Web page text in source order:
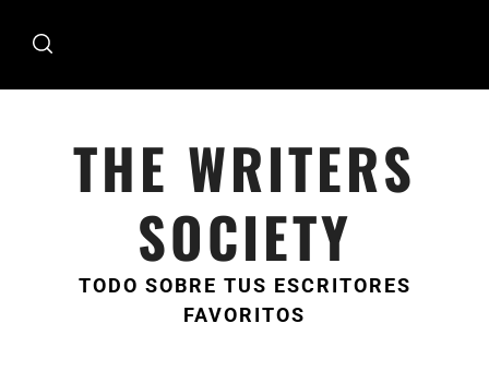
THE WRITERS
SOCIETY
TODO SOBRE TUS ESCRITORES
FAVORITOS